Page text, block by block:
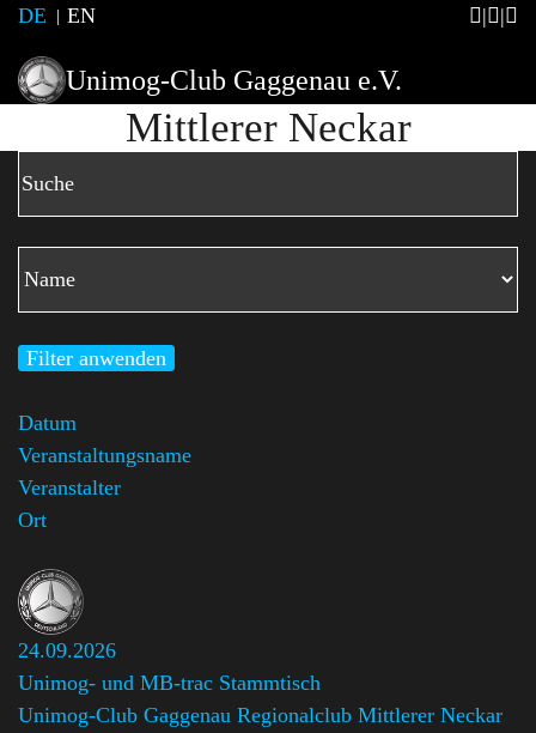
DE EN
Unimog-Club Gaggenau e.V.
Mittlerer Neckar
Filter anwenden
Datum
Veranstaltungsname
Veranstalter
Ort
24.09.2026
Unimog- und MB-trac Stammtisch
Unimog-Club Gaggenau Regionalclub Mittlerer Neckar,